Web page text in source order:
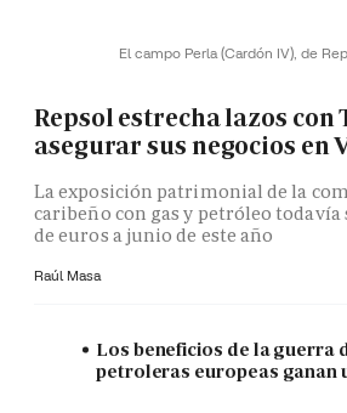
El campo Perla (Cardón IV), de
Repsol estrecha lazos
asegurar sus negocios en
La exposición patrimonial de la
caribeño con gas y petróleo
de euros a junio de este año
Raúl Masa
Los beneficios de la guerra
petroleras europeas ganan